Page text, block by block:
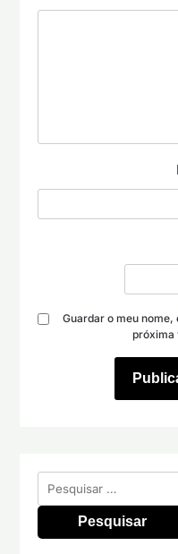
Guardar o meu nome,
próxima
Pesquisar
por: